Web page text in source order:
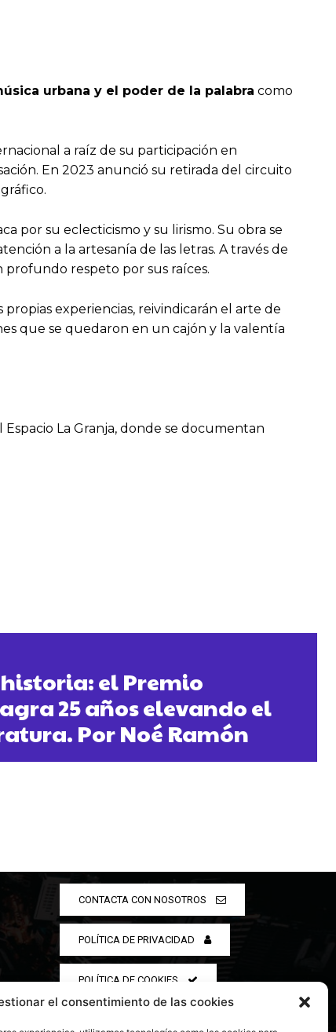
el consentimiento de las cookies
urbana y el poder de la palabra como
a raíz de su participación en
En 2023 anunció su retirada del circuito
por su eclecticismo y su lirismo. Su obra se
a la artesanía de las letras. A través de
profundo respeto por sus raíces.
propias experiencias, reivindicarán el arte de
que se quedaron en un cajón y la valentía
La Granja, donde se documentan
el Premio
25 años elevando el
Por Noé Ramón
CONTACTA CON NOSOTROS
POLÍTICA DE PRIVACIDAD
POLÍTICA DE COOKIES